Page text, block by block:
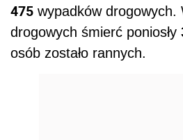
475 wypadków drogowych.
drogowych śmierć poniosły
osób zostało rannych.